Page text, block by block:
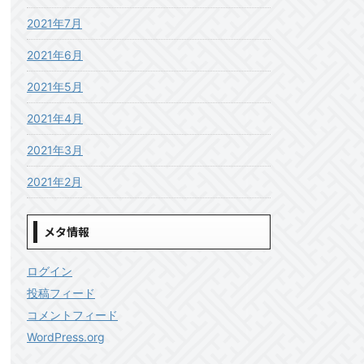
2021年7月
2021年6月
2021年5月
2021年4月
2021年3月
2021年2月
メタ情報
ログイン
投稿フィード
コメントフィード
WordPress.org